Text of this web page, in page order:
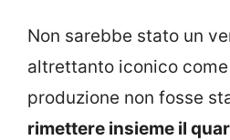
Non sarebbe stato un
altrettanto iconico
produzione non fosse
rimettere insieme il